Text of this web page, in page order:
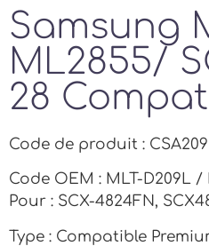
Samsung
ML2855/
28
Code de produit :
Code OEM : MLT-D209L /
Pour : SCX-4824FN,
Type : Compatible